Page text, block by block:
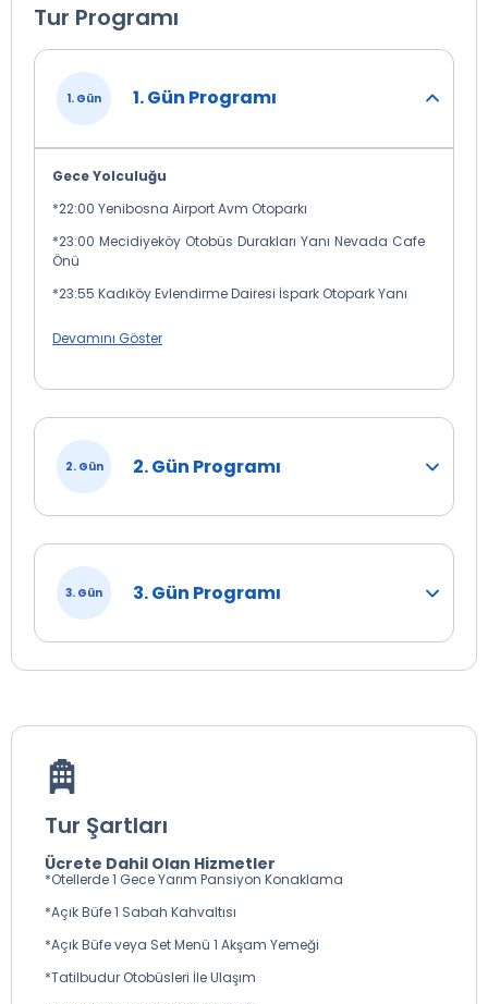
Tur Programı
1. Gün 1. Gün Programı
Gece Yolculuğu
*22:00 Yenibosna Airport Avm Otoparkı
*23:00 Mecidiyeköy Otobüs Durakları Yanı Nevada Cafe
Önü
*23:55 Kadıköy Evlendirme Dairesi İspark Otopark Yanı
Devamını Göster
2. Gün 2. Gün Programı
3. Gün 3. Gün Programı
Tur Şartları
Ücrete Dahil Olan Hizmetler
*Otellerde 1 Gece Yarım Pansiyon Konaklama
*Açık Büfe 1 Sabah Kahvaltısı
*Açık Büfe veya Set Menü 1 Akşam Yemeği
*Tatilbudur Otobüsleri İle Ulaşım